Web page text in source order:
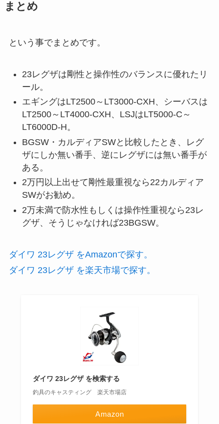
まとめ
という事でまとめです。
23レグザは剛性と操作性のバランスに優れたリ
ール。
エギングはLT2500～LT3000-CXH、シーバスは
LT2500～LT4000-CXH、LSJはLT5000-C～
LT6000D-H。
BGSW・カルディアSWと比較したとき、レグ
ザにしか無い番手、逆にレグザには無い番手が
ある。
2万円以上出せて剛性最重視なら22カルディア
SWがお勧め。
2万未満で防水性もしくは操作性重視なら23レ
グザ、そうじゃなければ23BGSW。
ダイワ 23レグザ をAmazonで探す。
ダイワ 23レグザ を楽天市場で探す。
ダイワ 23レグザ を検索する
釣具のキャスティング 楽天市場店
Amazon